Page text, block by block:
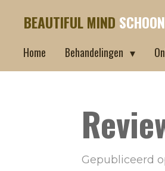
naar
de
BEAUTIFUL MIND
Home Behandelingen
Gepubliceerd